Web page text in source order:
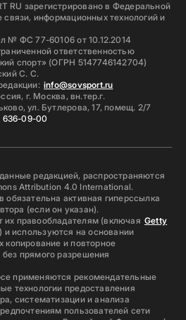
RU зарегистрировано в Федеральной
информационных технологий и
№ ФС 77-60106 от 10.12.2014
ответственностью
спорт» (ОГРН 5147746142704)
С. С.
info@sovsport.ru
г. Москва, вн.тер.г.
ул. Бутлерова, 17, помещ. 2/7
636-09-00
редакцией, распространяются
Attribution 4.0 International.
обязательна активная гиперссылка
(если он указан).
правообладателям (включая Getty
и используются на основании
копирование и повторное
прямого разрешения
применяются рекомендательные
технологии предоставления
систематизации и анализа
пользователей сети